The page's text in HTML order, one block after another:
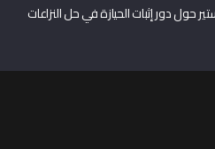
حول دور إثبات الحيازة في حل النزاعات